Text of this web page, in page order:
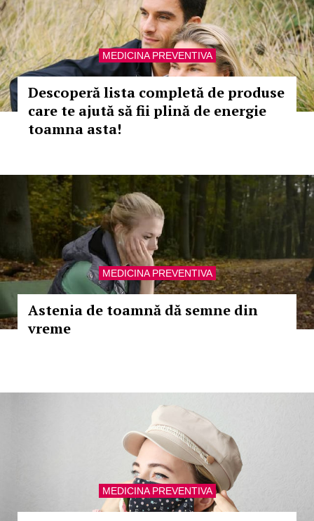
MEDICINA PREVENTIVA
Descoperă lista completă de produse
care te ajută să fii plină de energie
toamna asta!
MEDICINA PREVENTIVA
Astenia de toamnă dă semne din
vreme
MEDICINA PREVENTIVA